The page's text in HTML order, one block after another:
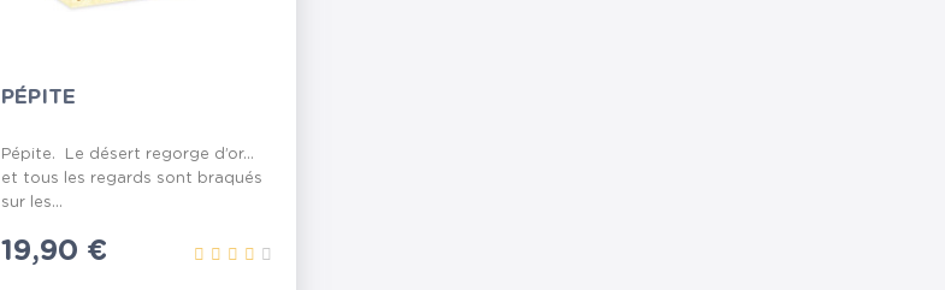
PÉPITE
Pépite. Le désert regorge d’or…
et tous les regards sont braqués
sur les...
Prix
19,90 €